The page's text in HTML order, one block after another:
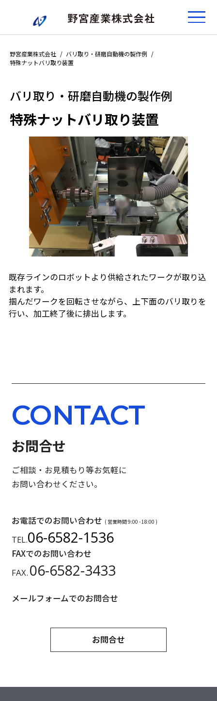
野宮産業株式会社
バリ取り・研磨自動機の製作例
特殊ナットバリ取り装置
バリ取り・研磨自動機の製作例
特殊ナットバリ取り装置
既存ラインのロボットより供給されたワークが取り込
まれます。
掴んだワークを回転させながら、上下面のバリ取りを
行い、加工終了後に排出します。
CONTACT
お問合せ
ご相談・お見積もり等お気軽に
お問い合わせください。
お電話でのお問い合わせ ( 営業時間 9:00 - 18:00 )
TEL.06-6582-1536
FAXでのお問い合わせ
FAX. 06-6582-3433
メールフォームでのお問合せ
お問合せ